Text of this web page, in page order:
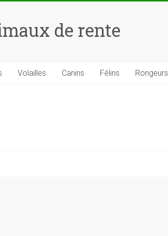
de rente
Volailles Canins Félins Rongeurs